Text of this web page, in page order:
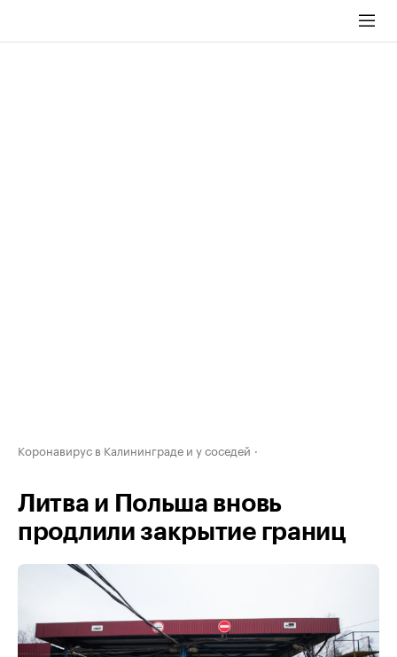
Коронавирус в Калининграде и у соседей
Литва и Польша вновь
продлили закрытие границ